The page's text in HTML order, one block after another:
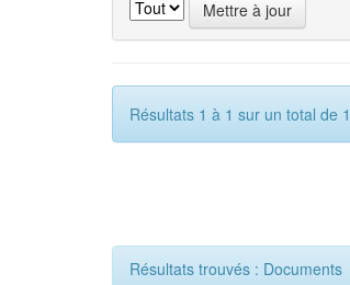
Résultats 1 à 1 sur un total de
Résultats trouvés : Documents